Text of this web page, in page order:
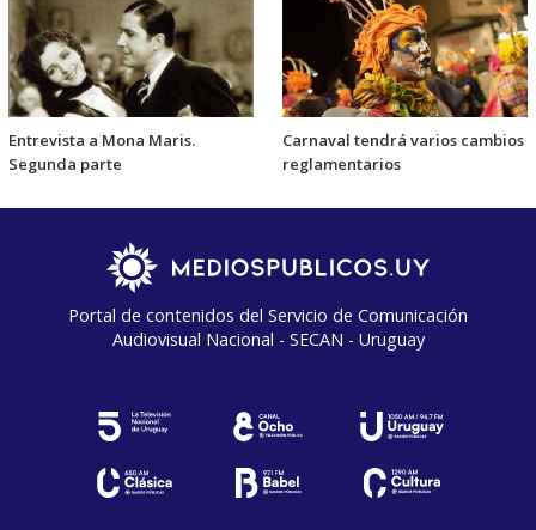
Entrevista a Mona Maris.
Segunda parte
Carnaval tendrá varios cambios
reglamentarios
Portal de contenidos del Servicio de Comunicación
Audiovisual Nacional - SECAN - Uruguay